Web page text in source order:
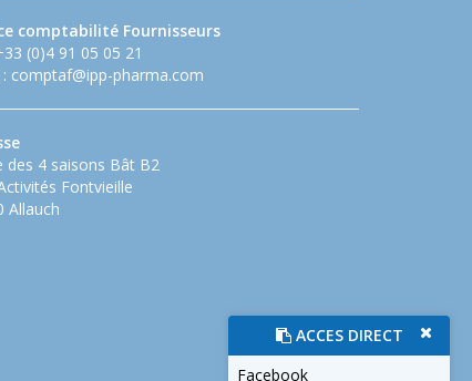
comptabilité Fournisseurs
(0)4 91 05 05 21
comptaf@ipp-pharma.com
des 4 saisons Bât B2
Fontvieille
Allauch
ACCES DIRECT
Facebook